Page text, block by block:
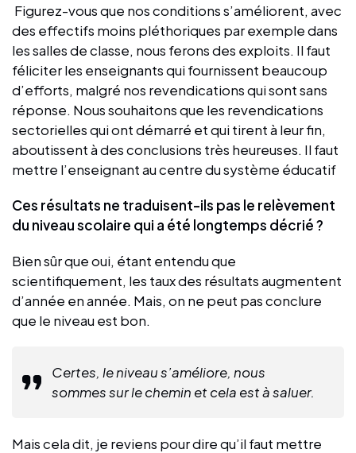
Figurez-vous que nos conditions s’améliorent, avec
des effectifs moins pléthoriques par exemple dans
les salles de classe, nous ferons des exploits. Il faut
féliciter les enseignants qui fournissent beaucoup
d’efforts, malgré nos revendications qui sont sans
réponse. Nous souhaitons que les revendications
sectorielles qui ont démarré et qui tirent à leur fin,
aboutissent à des conclusions très heureuses. Il faut
mettre l’enseignant au centre du système éducatif
Ces résultats ne traduisent-ils pas le relèvement
du niveau scolaire qui a été longtemps décrié ?
Bien sûr que oui, étant entendu que
scientifiquement, les taux des résultats augmentent
d’année en année. Mais, on ne peut pas conclure
que le niveau est bon.
Certes, le niveau s’améliore, nous
sommes sur le chemin et cela est à saluer.
Mais cela dit, je reviens pour dire qu’il faut mettre